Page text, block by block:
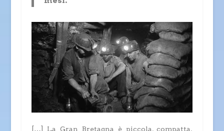
[…] La Gran Bretagna è piccola, compatta,